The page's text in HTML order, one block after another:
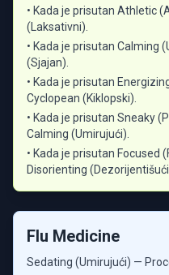
• Kada je prisutan Athletic
(Laksativni).
• Kada je prisutan Calming
(Sjajan).
• Kada je prisutan
Cyclopean (Kiklopski).
• Kada je prisutan Sneaky
Calming (Umirujući).
• Kada je prisutan Focused
Disorienting
Flu Medicine
Sedating (Umirujući) —